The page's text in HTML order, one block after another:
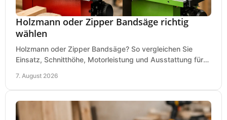
Holzmann oder Zipper Bandsäge richtig
wählen
Holzmann oder Zipper Bandsäge? So vergleichen Sie
Einsatz, Schnitthöhe, Motorleistung und Ausstattung für
7. August 2026